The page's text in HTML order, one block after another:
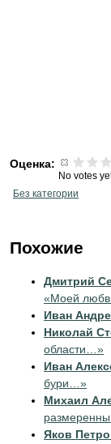
Оценка:
No votes
Без категории
Похожие
Дмитрий
«Моей
Иван
Николай
области…»
Иван
бури…»
Михаил
Яков